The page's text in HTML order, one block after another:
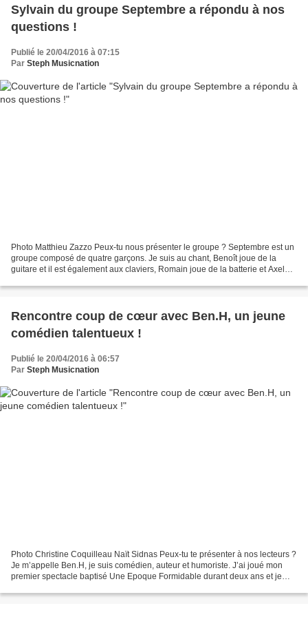
Sylvain du groupe Septembre a répondu à nos
questions !
Publié le 20/04/2016 à 07:15
Par Steph Musicnation
Photo Matthieu Zazzo Peux-tu nous présenter le groupe ? Septembre est un
groupe composé de quatre garçons. Je suis au chant, Benoît joue de la
guitare et il est également aux claviers, Romain joue de la batterie et Axel
Rencontre coup de cœur avec Ben.H, un jeune
comédien talentueux !
Publié le 20/04/2016 à 06:57
Par Steph Musicnation
Photo Christine Coquilleau Naït Sidnas Peux-tu te présenter à nos lecteurs ?
Je m’appelle Ben.H, je suis comédien, auteur et humoriste. J’ai joué mon
premier spectacle baptisé Une Epoque Formidable durant deux ans et je